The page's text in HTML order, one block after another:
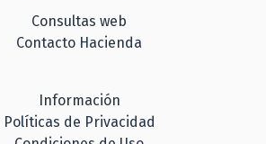
Consultas web
Contacto Hacienda
Información
Políticas de Privacidad